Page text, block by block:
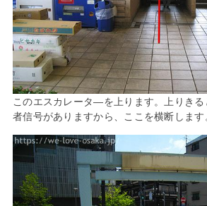
このエスカレータ―を上ります。上りき
者信号がありますから、ここを横断します